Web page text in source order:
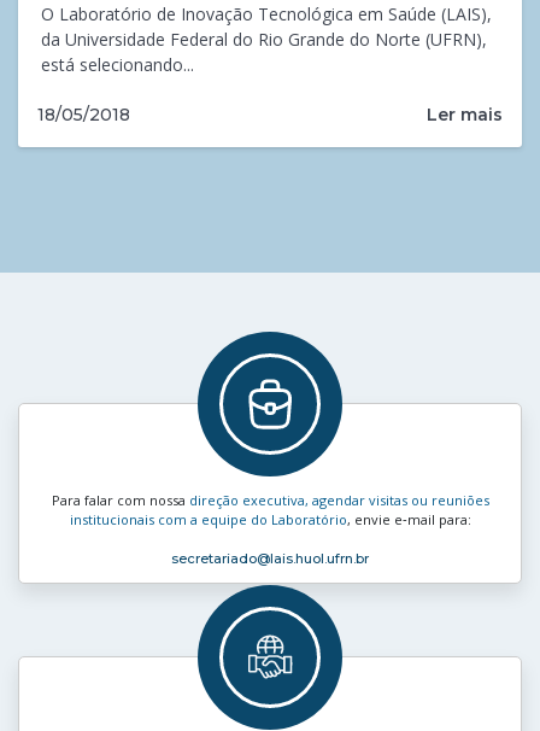
O Laboratório de Inovação Tecnológica em Saúde (LAIS),
da Universidade Federal do Rio Grande do Norte (UFRN),
está selecionando...
18/05/2018 Ler mais
Para falar com nossa direção executiva, agendar visitas ou reuniões
institucionais com a equipe do Laboratório, envie e‑mail para:
secretariado@lais.huol.ufrn.br